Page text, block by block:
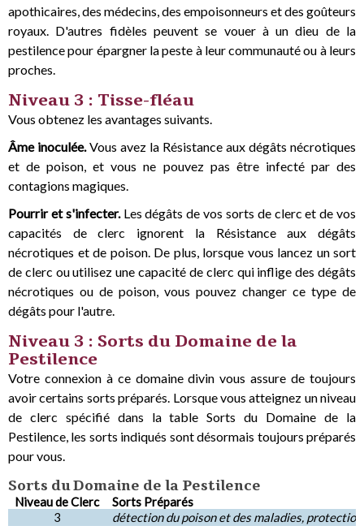
apothicaires, des médecins, des empoisonneurs et des goûteurs
royaux. D'autres fidèles peuvent se vouer à un dieu de la
pestilence pour épargner la peste à leur communauté ou à leurs
proches.
Niveau 3 : Tisse-fléau
Vous obtenez les avantages suivants.
Âme inoculée.Vous avez la Résistance aux dégâts nécrotiques
et de poison, et vous ne pouvez pas être infecté par des
contagions magiques.
Pourrir et s'infecter.Les dégâts de vos sorts de clerc et de vos
capacités de clerc ignorent la Résistance aux dégâts
nécrotiques et de poison. De plus, lorsque vous lancez un sort
de clerc ou utilisez une capacité de clerc qui inflige des dégâts
nécrotiques ou de poison, vous pouvez changer ce type de
dégâts pour l'autre.
Niveau 3 : Sorts du Domaine de la
Pestilence
Votre connexion à ce domaine divin vous assure de toujours
avoir certains sorts préparés. Lorsque vous atteignez un niveau
de clerc spécifié dans la table Sorts du Domaine de la
Pestilence, les sorts indiqués sont désormais toujours préparés
pour vous.
Sorts du Domaine de la Pestilence
Niveau de Clerc
Sorts Préparés
3
détection du poison et des maladies,